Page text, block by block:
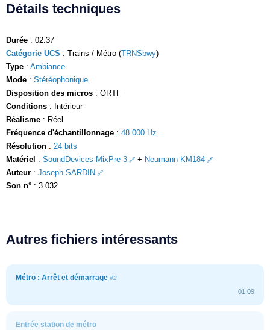
Détails techniques
Durée : 02:37
Catégorie UCS : Trains / Métro (TRNSbwy)
Type : Ambiance
Mode : Stéréophonique
Disposition des micros : ORTF
Conditions : Intérieur
Réalisme : Réel
Fréquence d'échantillonnage : 48 000 Hz
Résolution : 24 bits
Matériel : SoundDevices MixPre-3 + Neumann KM184
Auteur : Joseph SARDIN
Son n° : 3 032
Autres fichiers intéressants
Métro : Arrêt et démarrage #2
01:09
Entrée station de métro